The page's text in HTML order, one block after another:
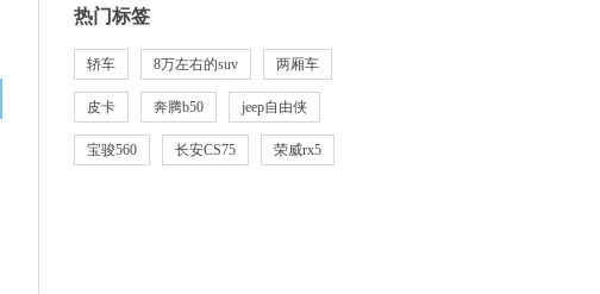
热门标签
轿车 8万左右的suv 两厢车
皮卡 奔腾b50 jeep自由侠
宝骏560 长安CS75 荣威rx5